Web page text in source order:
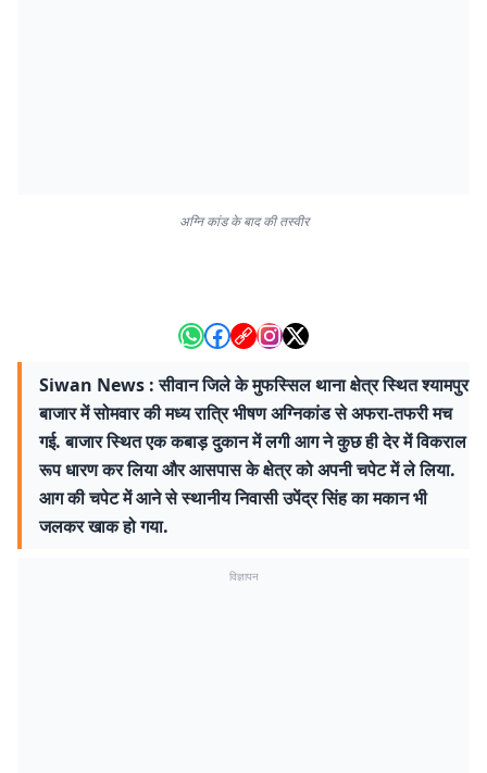
अग्नि कांड के बाद की तस्वीर
Siwan News : सीवान जिले के मुफस्सिल थाना क्षेत्र स्थित श्यामपुर
बाजार में सोमवार की मध्य रात्रि भीषण अग्निकांड से अफरा-तफरी मच
गई. बाजार स्थित एक कबाड़ दुकान में लगी आग ने कुछ ही देर में विकराल
रूप धारण कर लिया और आसपास के क्षेत्र को अपनी चपेट में ले लिया.
आग की चपेट में आने से स्थानीय निवासी उपेंद्र सिंह का मकान भी
जलकर खाक हो गया.
विज्ञापन